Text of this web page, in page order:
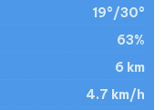
19°/30°
63%
6 km
4.7 km/h